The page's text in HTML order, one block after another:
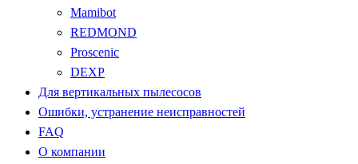
Mamibot
REDMOND
Proscenic
DEXP
Для вертикальных пылесосов
Ошибки, устранение неисправностей
FAQ
О компании